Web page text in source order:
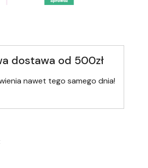
dostawa od 500zł
nawet tego samego dnia!